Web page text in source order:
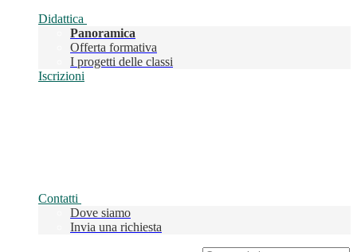
Didattica
Panoramica
Offerta formativa
I progetti delle classi
Iscrizioni
Contatti
Dove siamo
Invia una richiesta